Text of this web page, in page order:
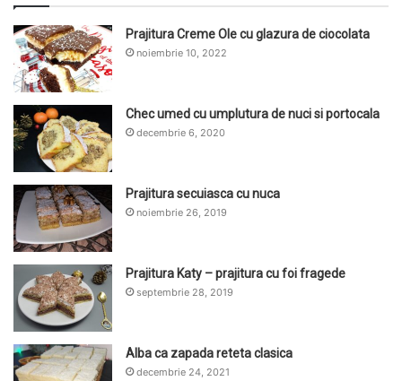
Prajitura Creme Ole cu glazura de ciocolata
noiembrie 10, 2022
Chec umed cu umplutura de nuci si portocala
decembrie 6, 2020
Prajitura secuiasca cu nuca
noiembrie 26, 2019
Prajitura Katy – prajitura cu foi fragede
septembrie 28, 2019
Alba ca zapada reteta clasica
decembrie 24, 2021